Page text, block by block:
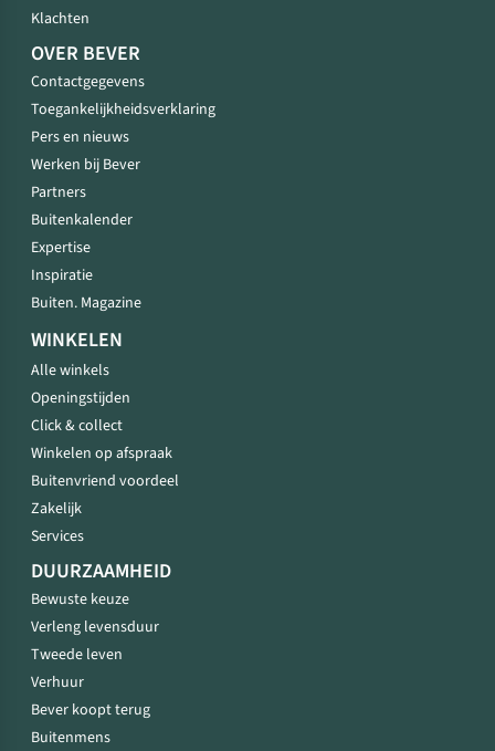
Klachten
OVER BEVER
Contactgegevens
Toegankelijkheidsverklaring
Pers en nieuws
Werken bij Bever
Partners
Buitenkalender
Expertise
Inspiratie
Buiten. Magazine
WINKELEN
Alle winkels
Openingstijden
Click & collect
Winkelen op afspraak
Buitenvriend voordeel
Zakelijk
Services
DUURZAAMHEID
Bewuste keuze
Verleng levensduur
Tweede leven
Verhuur
Bever koopt terug
Buitenmens